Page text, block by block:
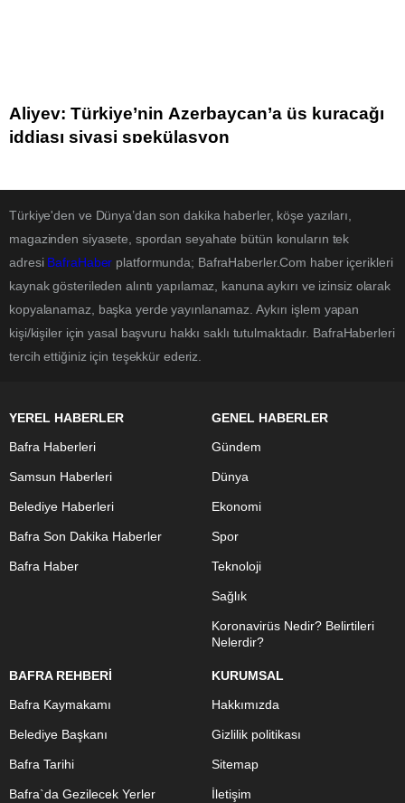
Aliyev: Türkiye’nin Azerbaycan’a üs kuracağı
iddiası siyasi spekülasyon
Türkiye'den ve Dünya’dan son dakika haberler, köşe yazıları,
magazinden siyasete, spordan seyahate bütün konuların tek
adresi BafraHaber platformunda; BafraHaberler.Com haber içerikleri
kaynak gösterileden alıntı yapılamaz, kanuna aykırı ve izinsiz olarak
kopyalanamaz, başka yerde yayınlanamaz. Aykırı işlem yapan
kişi/kişiler için yasal başvuru hakkı saklı tutulmaktadır. BafraHaberleri
tercih ettiğiniz için teşekkür ederiz.
YEREL HABERLER
Bafra Haberleri
Samsun Haberleri
Belediye Haberleri
Bafra Son Dakika Haberler
Bafra Haber
GENEL HABERLER
Gündem
Dünya
Ekonomi
Spor
Teknoloji
Sağlık
Koronavirüs Nedir? Belirtileri
Nelerdir?
BAFRA REHBERİ
Bafra Kaymakamı
Belediye Başkanı
Bafra Tarihi
Bafra`da Gezilecek Yerler
KURUMSAL
Hakkımızda
Gizlilik politikası
Sitemap
İletişim